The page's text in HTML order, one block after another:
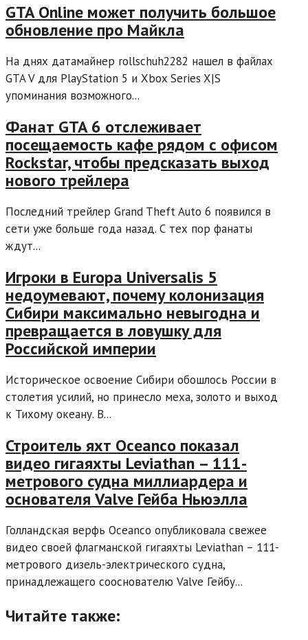
GTA Online может получить большое
обновление про Майкла
На днях датамайнер rollschuh2282 нашел в файлах
GTA V для PlayStation 5 и Xbox Series X|S
упоминания возможного...
Фанат GTA 6 отслеживает
посещаемость кафе рядом с офисом
Rockstar, чтобы предсказать выход
нового трейлера
Последний трейлер Grand Theft Auto 6 появился в
сети уже больше года назад. С тех пор фанаты
ждут...
Игроки в Europa Universalis 5
недоумевают, почему колонизация
Сибири максимально невыгодна и
превращается в ловушку для
Российской империи
Историческое освоение Сибири обошлось России в
столетия усилий, но принесло меха, золото и выход
к Тихому океану. В...
Строитель яхт Oceanco показал
видео гигаяхты Leviathan – 111-
метрового судна миллиардера и
основателя Valve Гейба Ньюэлла
Голландская верфь Oceanco опубликовала свежее
видео своей флагманской гигаяхты Leviathan – 111-
метрового дизель-электрического судна,
принадлежащего сооснователю Valve Гейбу...
Читайте также: